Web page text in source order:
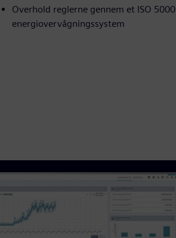
Overhold reglerne gennem et ISO
energiovervågningssystem